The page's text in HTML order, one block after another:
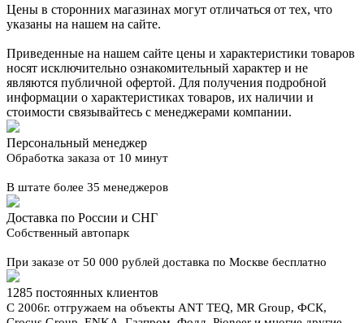
Цены в сторонних магазинах могут отличаться от тех, что
указаны на нашем на сайте.
Приведенные на нашем сайте цены и характеристики товаров
носят исключительно ознакомительный характер и не
являются публичной офертой. Для получения подробной
информации о характеристиках товаров, их наличии и
стоимости связывайтесь с менеджерами компании.
Персональный менеджер
Обработка заказа от 10 минут
В штате более 35 менеджеров
Доставка по России и СНГ
Собственный автопарк
При заказе от 50 000 рублей доставка по Москве бесплатно
1285 постоянных клиентов
С 2006г. отгружаем на объекты ANT TEQ, MR Group, ФСК,